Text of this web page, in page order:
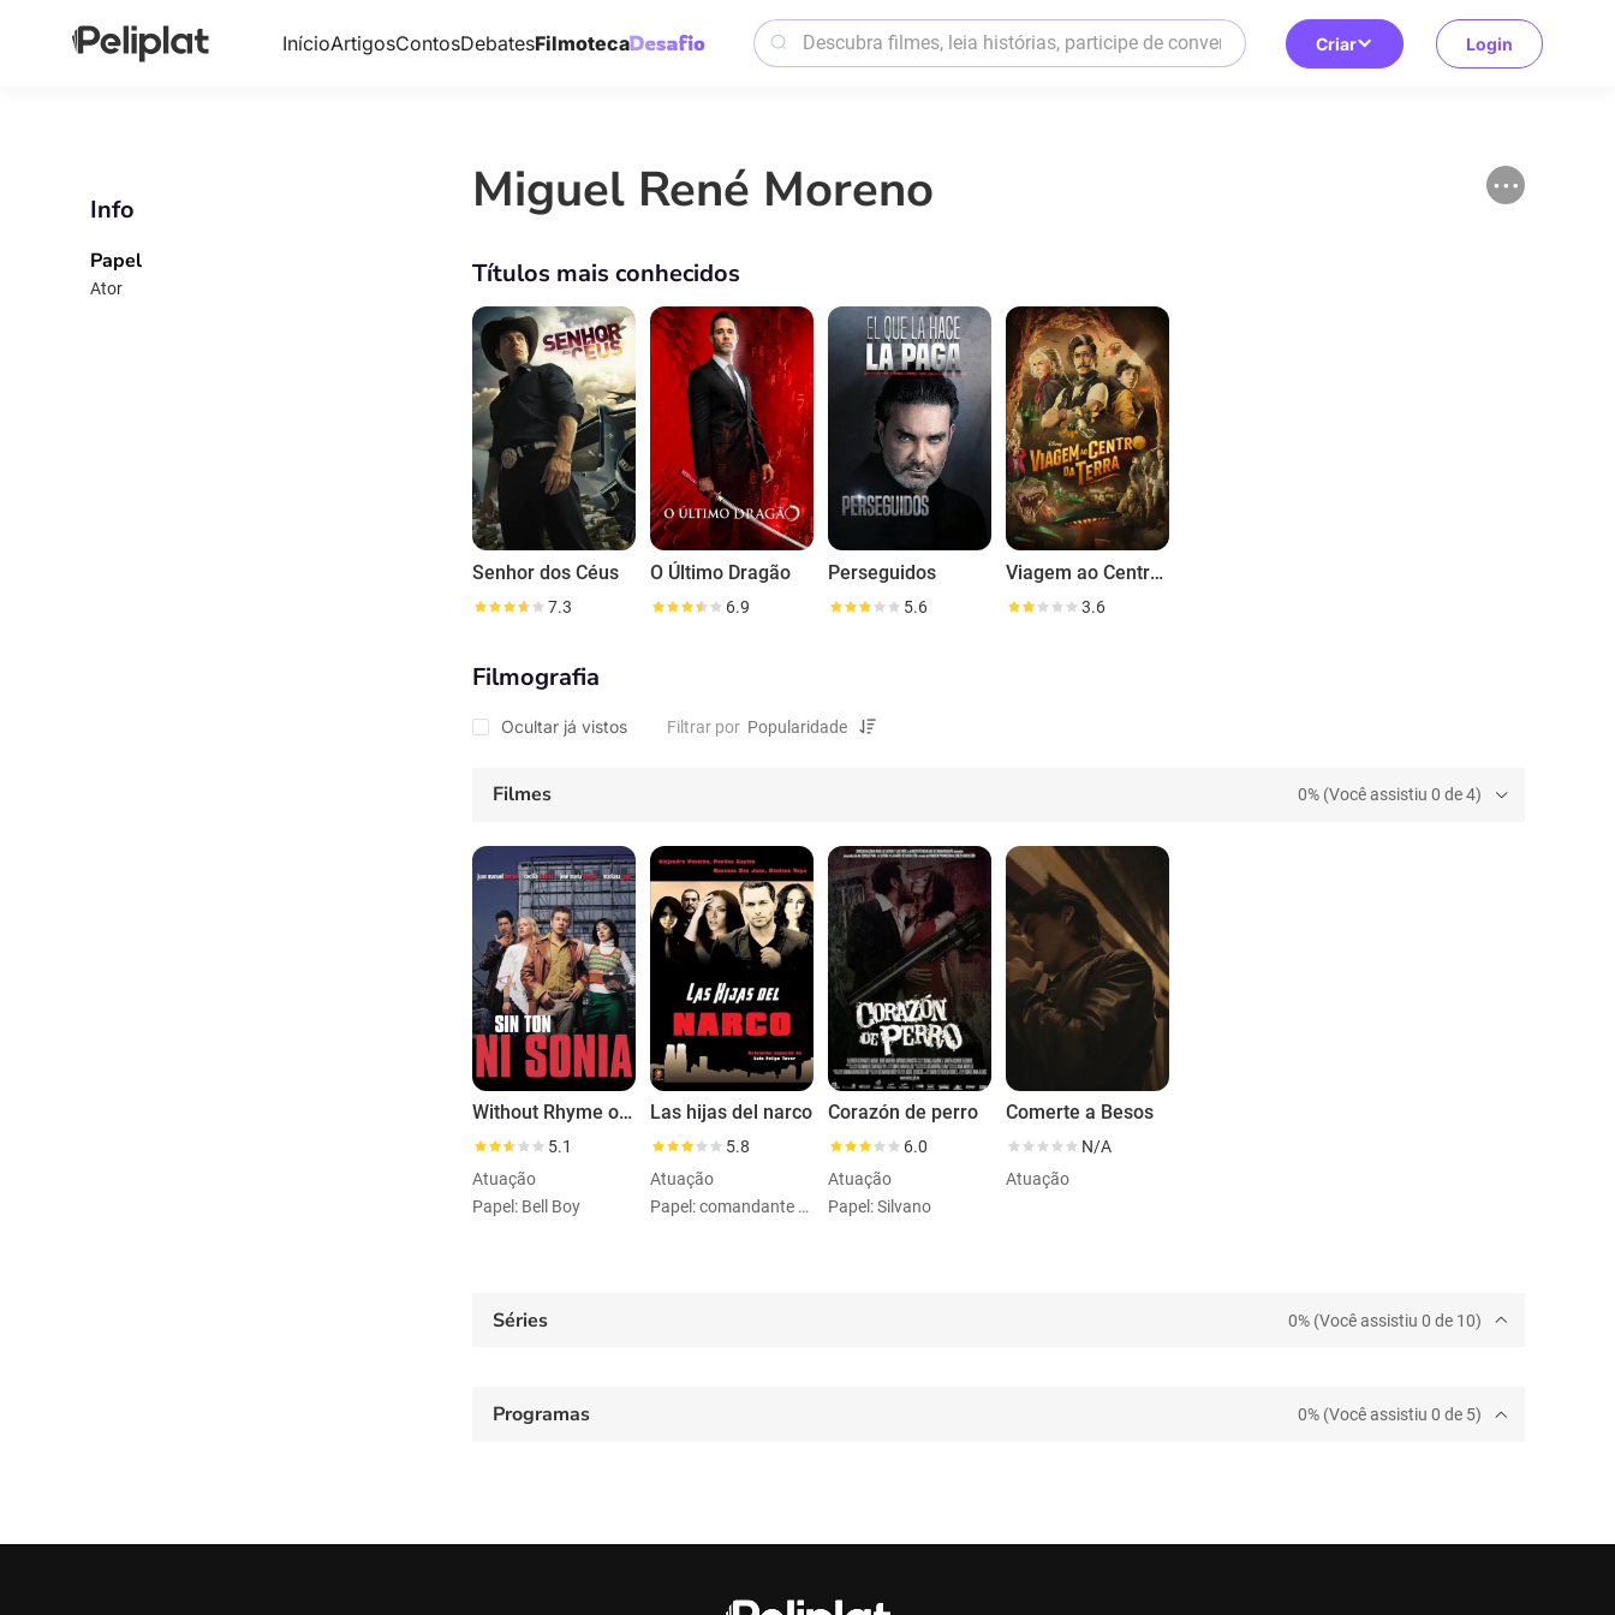
InícioArtigosContosDebatesFilmoteca Criar Login
Info
Papel
Ator
Miguel René Moreno
Títulos mais conhecidos
Senhor dos Céus
7.3
O Último Dragão
6.9
Perseguidos
5.6
Viagem ao Centro da Terra
3.6
Filmografia
Ocultar já vistos Filtrar por
Filmes 0% (Você assistiu 0 de 4)
Without Rhyme or Reason
5.1
Atuação
Papel: Bell Boy
Las hijas del narco
5.8
Atuação
Papel: comandante Adalid
Corazón de perro
6.0
Atuação
Papel: Silvano
Comerte a Besos
N/A
Atuação
Séries 0% (Você assistiu 0 de 10)
Programas 0% (Você assistiu 0 de 5)